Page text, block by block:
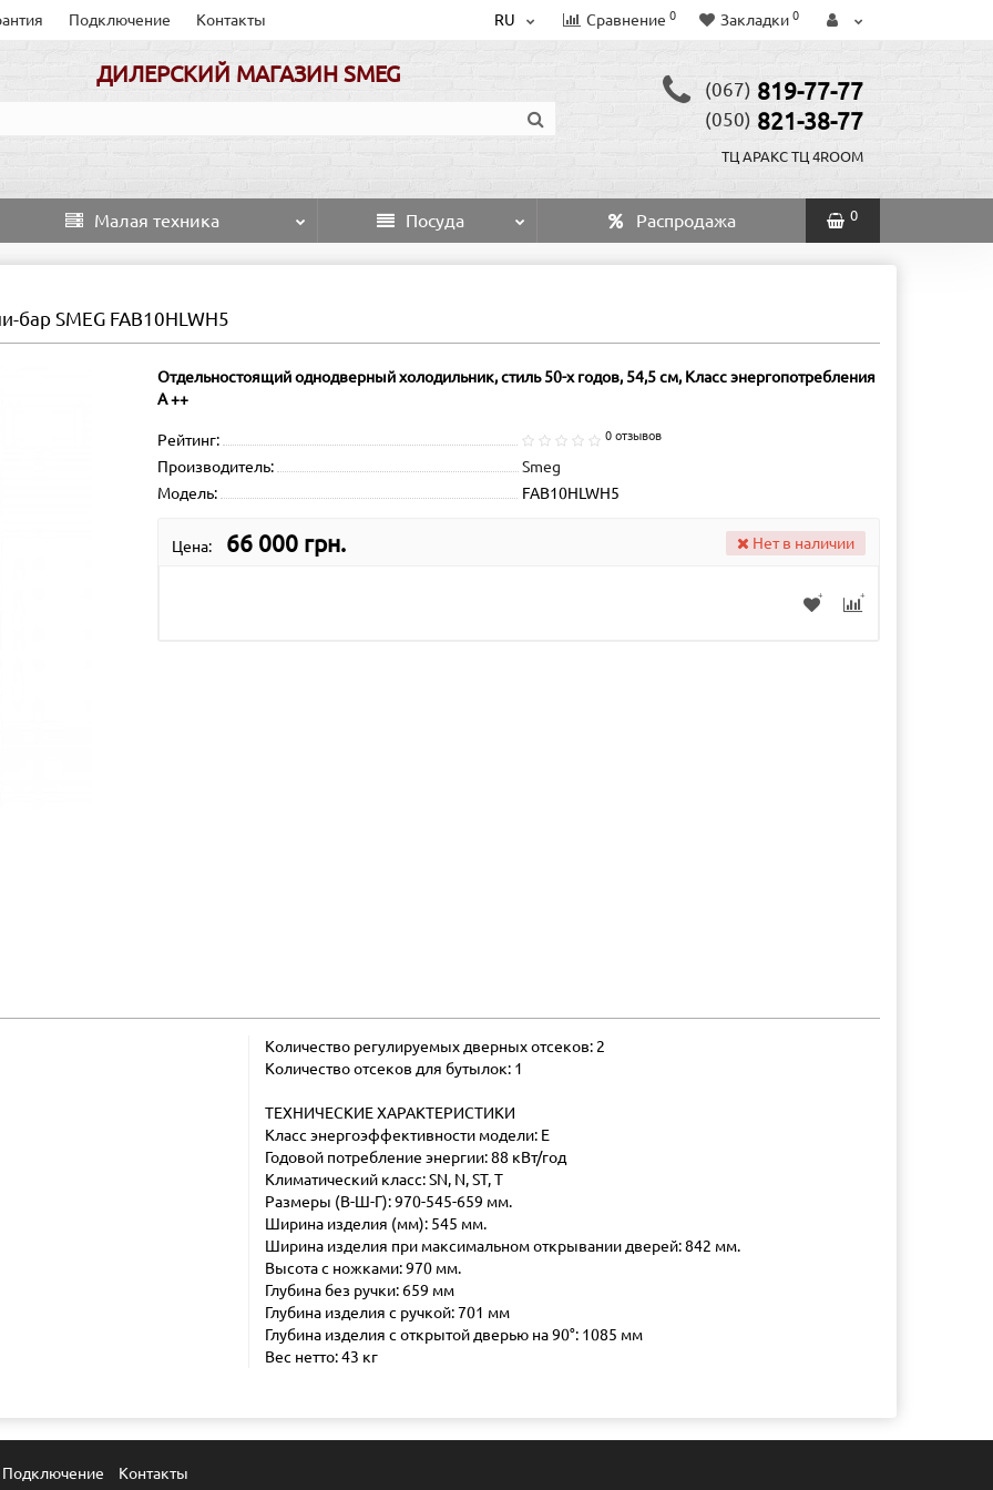
Подключение Контакты RU Сравнение 0 Закладки 0
ДИЛЕРСКИЙ МАГАЗИН SMEG
(067) 819-77-77
(050) 821-38-77
ТЦ АРАКС ТЦ 4ROOM
Малая техника Посуда Распродажа 0
бар SMEG FAB10HLWH5
Отдельностоящий однодверный холодильник, стиль 50-х годов, 54,5 см, Класс энергопотребления
А ++
Рейтинг: 0 отзывов
Производитель:
Smeg
Модель:
FAB10HLWH5
Цена: 66 000 грн. Нет в наличии
Количество регулируемых дверных отсеков: 2
Количество отсеков для бутылок: 1
ТЕХНИЧЕСКИЕ ХАРАКТЕРИСТИКИ
Класс энергоэффективности модели: E
Годовой потребление энергии: 88 кВт/год
Климатический класс: SN, N, ST, T
Размеры (В-Ш-Г): 970-545-659 мм.
Ширина изделия (мм): 545 мм.
Ширина изделия при максимальном открывании дверей: 842 мм.
Высота с ножками: 970 мм.
Глубина без ручки: 659 мм
Глубина изделия с ручкой: 701 мм
Глубина изделия с открытой дверью на 90°: 1085 мм
Вес нетто: 43 кг
Подключение Контакты